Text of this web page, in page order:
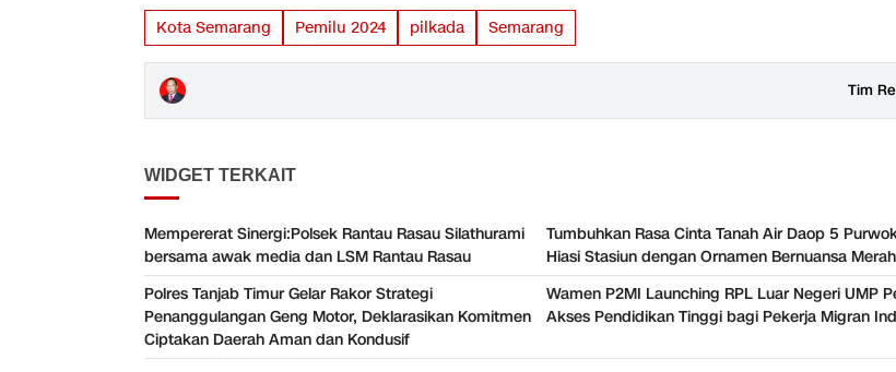
Kota Semarang Pemilu 2024 pilkada Semarang
Tim
WIDGET TERKAIT
Mempererat Sinergi:Polsek Rantau Rasau Silathurami
bersama awak media dan LSM Rantau Rasau
Tumbuhkan Rasa Cinta Tanah Air Daop 5
Hiasi Stasiun dengan Ornamen Bernuansa
Polres Tanjab Timur Gelar Rakor Strategi
Penanggulangan Geng Motor, Deklarasikan Komitmen
Ciptakan Daerah Aman dan Kondusif
Wamen P2MI Launching RPL Luar Negeri UMP
Akses Pendidikan Tinggi bagi Pekerja Migran